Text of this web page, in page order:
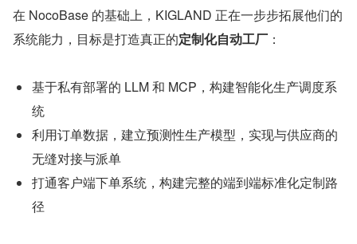
在 NocoBase 的基础上，KIGLAND 正在一步步拓展他们的
系统能力，目标是打造真正的定制化自动工厂 ：
基于私有部署的 LLM 和 MCP，构建智能化生产调度系
统
利用订单数据，建立预测性生产模型，实现与供应商的
无缝对接与派单
打通客户端下单系统，构建完整的端到端标准化定制路
径